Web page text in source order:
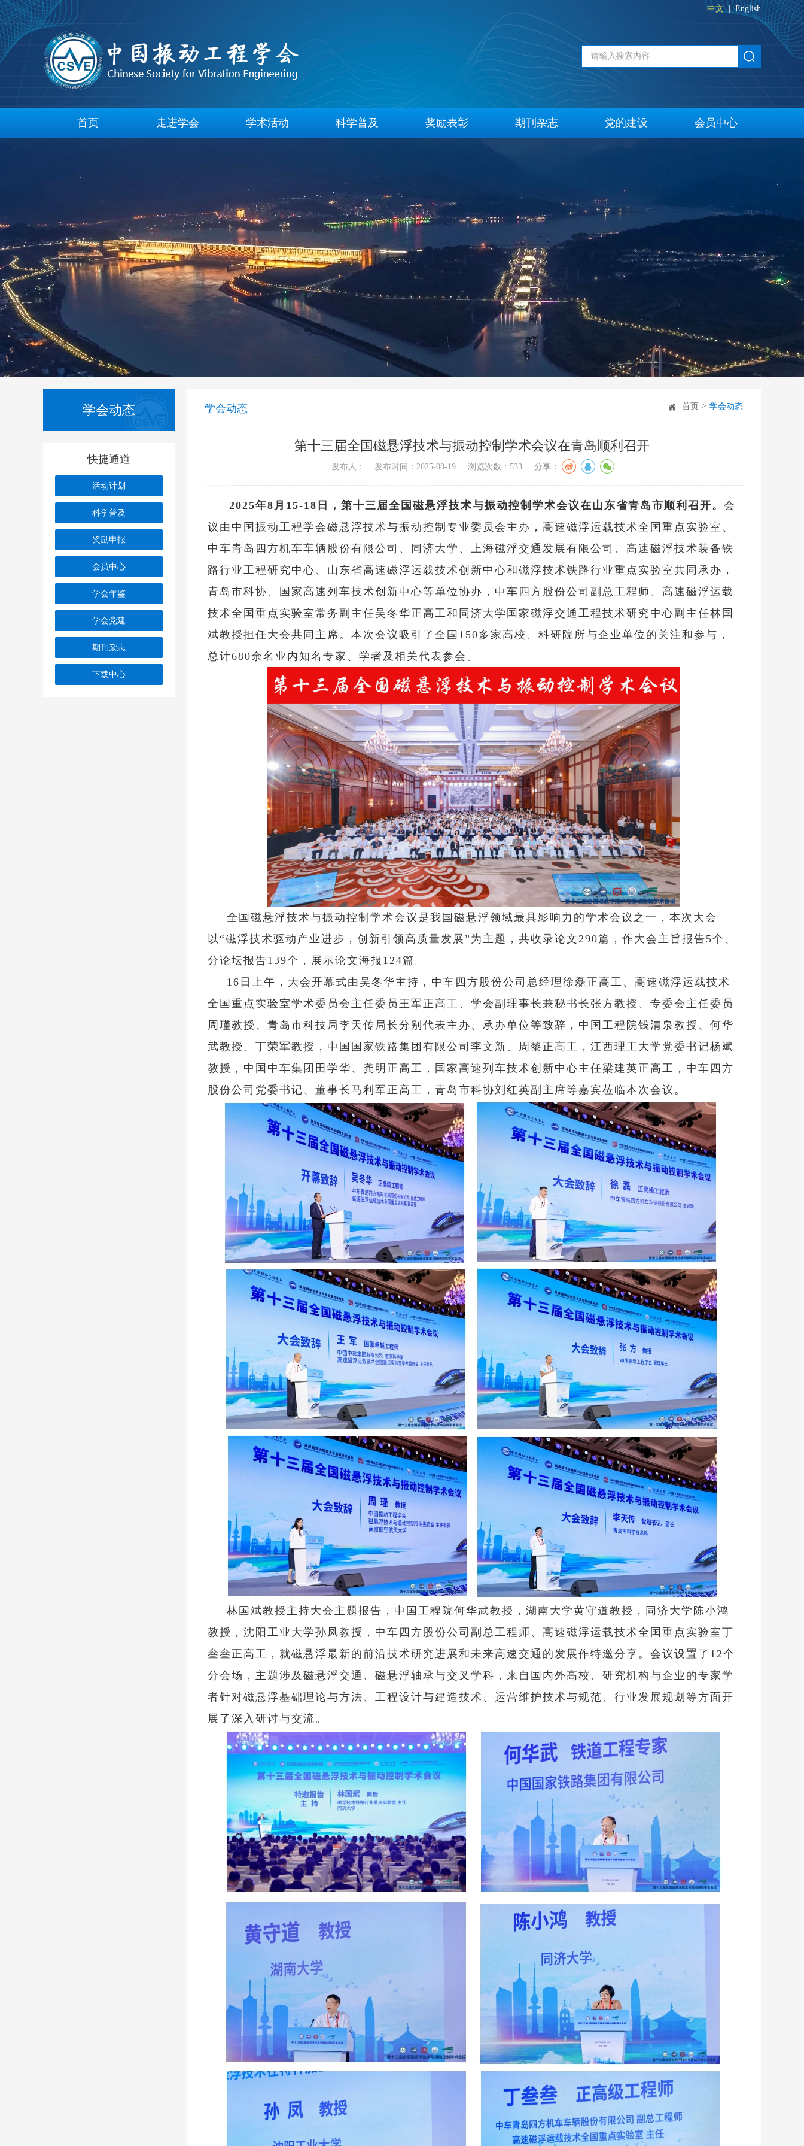
中文|English
首页 走进学会 学术活动 科学普及 奖励表彰 期刊杂志 党的建设 会员中心
学会动态
快捷通道
活动计划
科学普及
奖励申报
会员中心
学会年鉴
学会党建
期刊杂志
下载中心
学会动态 首页 > 学会动态
第十三届全国磁悬浮技术与振动控制学术会议在青岛顺利召开 ​
发布人： 发布时间：2025-08-19 浏览次数： 533 分享：
2025年8月15-18日，第十三届全国磁悬浮技术与振动控制学术会议在山东省青岛市顺利召开。 会
议由中国振动工程学会磁悬浮技术与振动控制专业委员会主办，高速磁浮运载技术全国重点实验室、
中车青岛四方机车车辆股份有限公司、同济大学、上海磁浮交通发展有限公司、高速磁浮技术装备铁
路行业工程研究中心、山东省高速磁浮运载技术创新中心和磁浮技术铁路行业重点实验室共同承办，
青岛市科协、国家高速列车技术创新中心等单位协办，中车四方股份公司副总工程师、高速磁浮运载
技术全国重点实验室常务副主任吴冬华正高工和同济大学国家磁浮交通工程技术研究中心副主任林国
斌教授担任大会共同主席。本次会议吸引了全国150多家高校、科研院所与企业单位的关注和参与，
总计680余名业内知名专家、学者及相关代表参会。
全国磁悬浮技术与振动控制学术会议是我国磁悬浮领域最具影响力的学术会议之一，本次大会
以“磁浮技术驱动产业进步，创新引领高质量发展”为主题，共收录论文290篇，作大会主旨报告5个、
分论坛报告139个，展示论文海报124篇。
16日上午，大会开幕式由吴冬华主持，中车四方股份公司总经理徐磊正高工、高速磁浮运载技术
全国重点实验室学术委员会主任委员王军正高工、学会副理事长兼秘书长张方教授、专委会主任委员
周瑾教授、青岛市科技局李天传局长分别代表主办、承办单位等致辞，中国工程院钱清泉教授、何华
武教授、丁荣军教授，中国国家铁路集团有限公司李文新、周黎正高工，江西理工大学党委书记杨斌
教授，中国中车集团田学华、龚明正高工，国家高速列车技术创新中心主任梁建英正高工，中车四方
股份公司党委书记、董事长马利军正高工，青岛市科协刘红英副主席等嘉宾莅临本次会议。
林国斌教授主持大会主题报告，中国工程院何华武教授，湖南大学黄守道教授，同济大学陈小鸿
教授，沈阳工业大学孙凤教授，中车四方股份公司副总工程师、高速磁浮运载技术全国重点实验室丁
叁叁正高工，就磁悬浮最新的前沿技术研究进展和未来高速交通的发展作特邀分享。会议设置了12个
分会场，主题涉及磁悬浮交通、磁悬浮轴承与交叉学科，来自国内外高校、研究机构与企业的专家学
者针对磁悬浮基础理论与方法、工程设计与建造技术、运营维护技术与规范、行业发展规划等方面开
展了深入研讨与交流。